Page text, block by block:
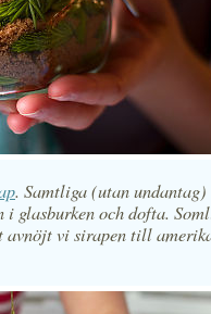
. Samtliga (utan undantag)
i glasburken och dofta.
vi sirapen till